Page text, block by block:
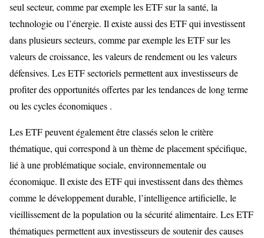
seul secteur, comme par exemple les ETF sur la santé, la
technologie ou l’énergie. Il existe aussi des ETF qui investissent
dans plusieurs secteurs, comme par exemple les ETF sur les
valeurs de croissance, les valeurs de rendement ou les valeurs
défensives. Les ETF sectoriels permettent aux investisseurs de
profiter des opportunités offertes par les tendances de long terme
ou les cycles économiques .
Les ETF peuvent également être classés selon le critère
thématique, qui correspond à un thème de placement spécifique,
lié à une problématique sociale, environnementale ou
économique. Il existe des ETF qui investissent dans des thèmes
comme le développement durable, l’intelligence artificielle, le
vieillissement de la population ou la sécurité alimentaire. Les ETF
thématiques permettent aux investisseurs de soutenir des causes